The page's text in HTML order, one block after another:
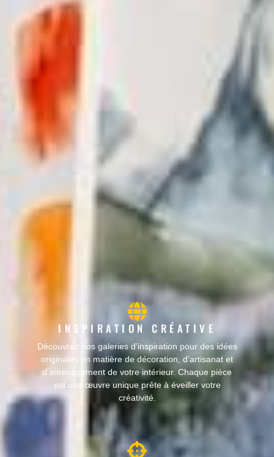
INSPIRATION CRÉATIVE
Découvrez nos galeries d’inspiration pour des idées
originales en matière de décoration, d’artisanat et
d'aménagement de votre intérieur. Chaque pièce
est une œuvre unique prête à éveiller votre
créativité.